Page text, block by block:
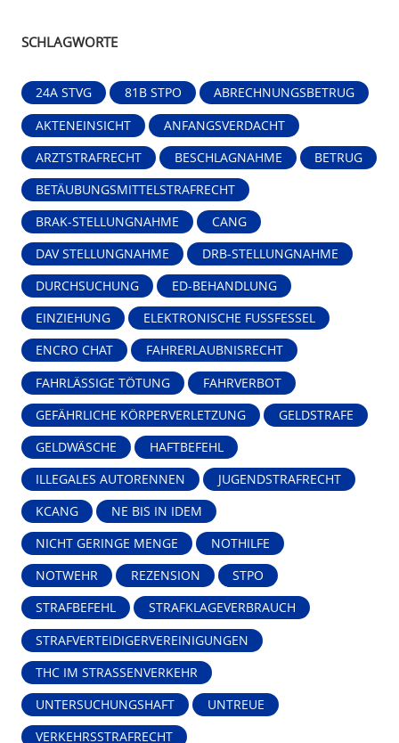
SCHLAGWORTE
24A STVG 81B STPO ABRECHNUNGSBETRUG
AKTENEINSICHT ANFANGSVERDACHT
ARZTSTRAFRECHT BESCHLAGNAHME BETRUG
BETÄUBUNGSMITTELSTRAFRECHT
BRAK-STELLUNGNAHME CANG
DAV STELLUNGNAHME DRB-STELLUNGNAHME
DURCHSUCHUNG ED-BEHANDLUNG
EINZIEHUNG ELEKTRONISCHE FUSSFESSEL
ENCRO CHAT FAHRERLAUBNISRECHT
FAHRLÄSSIGE TÖTUNG FAHRVERBOT
GEFÄHRLICHE KÖRPERVERLETZUNG GELDSTRAFE
GELDWÄSCHE HAFTBEFEHL
ILLEGALES AUTORENNEN JUGENDSTRAFRECHT
KCANG NE BIS IN IDEM
NICHT GERINGE MENGE NOTHILFE
NOTWEHR REZENSION STPO
STRAFBEFEHL STRAFKLAGEVERBRAUCH
STRAFVERTEIDIGERVEREINIGUNGEN
THC IM STRASSENVERKEHR
UNTERSUCHUNGSHAFT UNTREUE
VERKEHRSSTRAFRECHT